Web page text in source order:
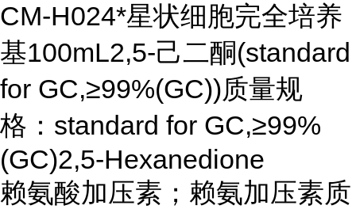
CM-H024*星状细胞完全培养
基100mL2,5-己二酮(standard
for GC,≥99%(GC))质量规
格：standard for GC,≥99%
(GC)2,5-Hexanedione
赖氨酸加压素；赖氨加压素质